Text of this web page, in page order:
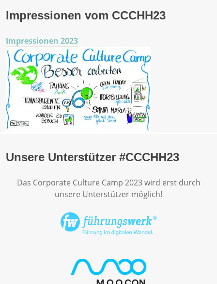
Impressionen vom CCCHH23
Impressionen 2023
Unsere Unterstützer #CCCHH23
Das Corporate Culture Camp 2023 wird erst durch
unsere Unterstützer möglich!